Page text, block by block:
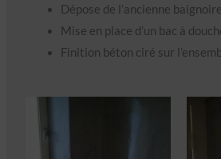
Dépose de l’ancienne
Mise en place d’un bac à
Finition béton ciré sur